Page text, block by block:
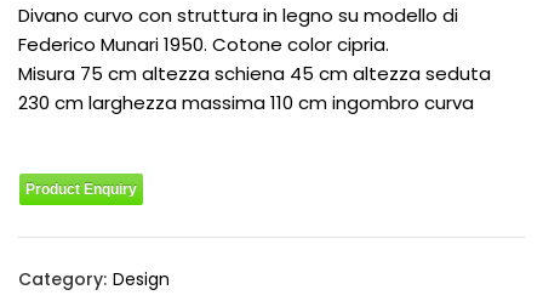
Divano curvo con struttura in legno su modello di
Federico Munari 1950. Cotone color cipria.
Misura 75 cm altezza schiena 45 cm altezza seduta
230 cm larghezza massima 110 cm ingombro curva
Product Enquiry
Category: Design